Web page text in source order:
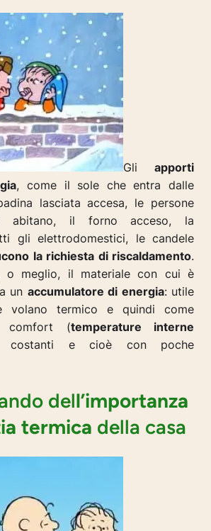
Gli apporti
, come il sole che entra dalle
lasciata accesa, le persone
abitano, il forno acceso, la
gli elettrodomestici, le candele
la richiesta di riscaldamento.
o meglio, il materiale con cui è
un accumulatore di energia: utile
volano termico e quindi come
comfort (temperature interne
costanti e cioè con poche
dell’importanza
termica della casa